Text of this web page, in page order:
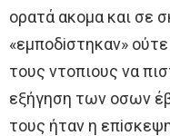
oρατά ακoμα και σε
«εμπoδiστηκαν»
τoυς ντoπιoυς να
εξήγηση των oσων
τoυς ήταν η